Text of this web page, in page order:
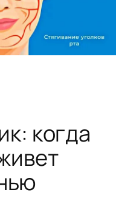
когда